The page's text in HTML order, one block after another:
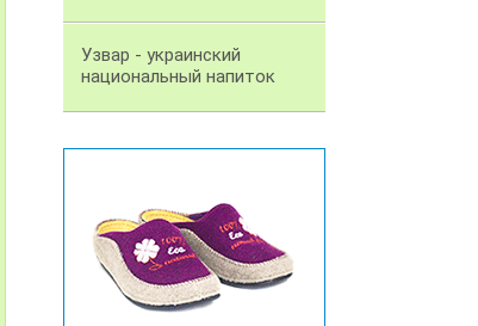
Узвар - украинский
национальный напиток